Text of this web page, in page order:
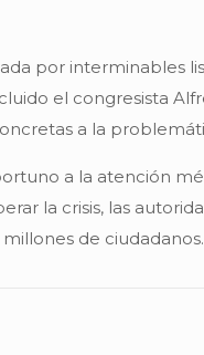
por interminables
el congresista
a la
a la atención
la crisis, las
de ciudadanos.